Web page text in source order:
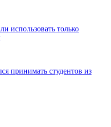
использовать только
принимать студентов из